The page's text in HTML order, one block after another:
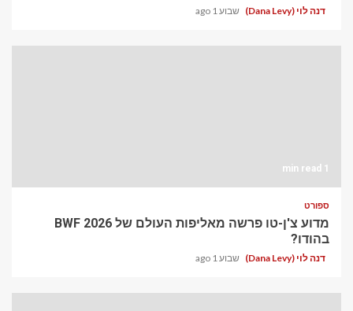
דנה לוי (Dana Levy) שבוע 1 ago
1 min read
ספורט
מדוע צ'ן-טו פרשה מאליפות העולם של BWF 2026
בהודו?
דנה לוי (Dana Levy) שבוע 1 ago